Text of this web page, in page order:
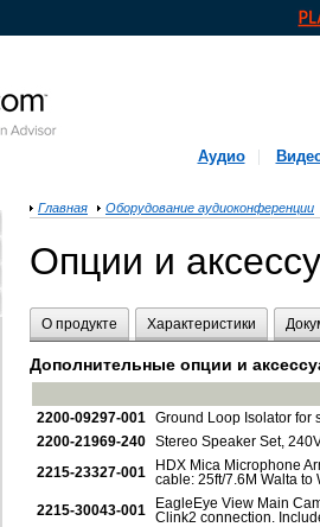
Аудио
Главная Оборудование аудиоконференции
Опции и
О продукте Характеристики
Дополнительные опции и
2200-09297-001 Ground Loop Isolator for
2200-21969-240 Stereo Speaker Set,
2215-23327-001
HDX Mica Microphone
cable: 25ft/7.6M Walta to
2215-30043-001
EagleEye View Main
Clink2 connection.